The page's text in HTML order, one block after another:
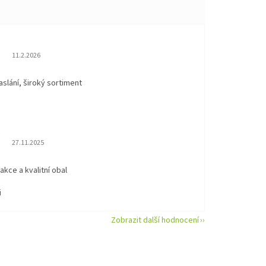
Hodnocení obchodu je 5 z 5 hvězdiček.
11.2.2026
široký sortiment
Hodnocení obchodu je 5 z 5 hvězdiček.
27.11.2025
a kvalitní obal
Zobrazit další hodnocení